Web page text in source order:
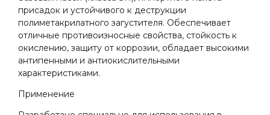
присадок и устойчивого к деструкции
полиметакрилатного загустителя. Обеспечивает
отличные противоизносные свойства, стойкость к
окислению, защиту от коррозии, обладает высокими
антипенными и антиокислительными
характеристиками.
Применение